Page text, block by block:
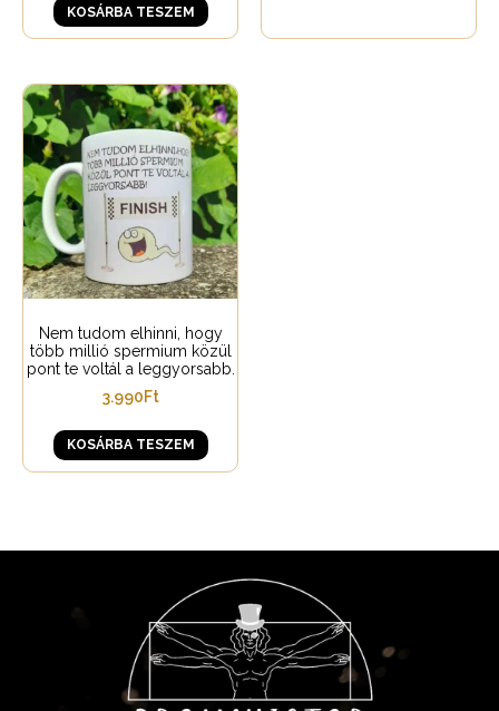
KOSÁRBA TESZEM
Nem tudom elhinni, hogy
több millió spermium közül
pont te voltál a leggyorsabb.
3.990Ft
KOSÁRBA TESZEM